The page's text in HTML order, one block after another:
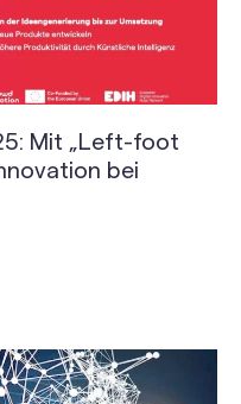
Mit „Left-foot
bei